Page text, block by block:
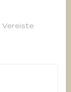
Vereiste